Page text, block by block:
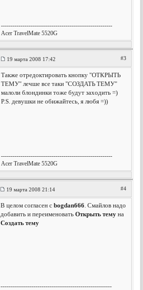
---------------------------------------------------------
Acer TravelMate 5520G
19 марта 2008 17:42 #3
Также отредоктировать кнопку "ОТКРЫТЬ
ТЕМУ" лечше все таки "СОЗДАТЬ ТЕМУ"
малоли блондинки тоже будут заходить =)
P.S. девушки не обижайтесь, я любя =))
---------------------------------------------------------
Acer TravelMate 5520G
19 марта 2008 21:14 #4
В целом согласен сbogdan666. Смайлов надо
добавить и переименоватьОткрыть тему на
Создать тему
---------------------------------------------------------